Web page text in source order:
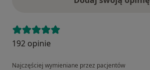
192 opinie
Najczęściej wymieniane przez pacjentów